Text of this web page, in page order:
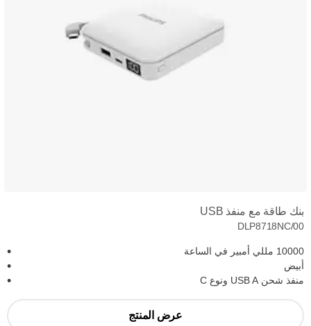
بنك طاقة مع منفذ USB
DLP8718NC/00
10000 مللي أمبير في الساعة
أبيض
منفذ شحن USB A ونوع C
عرض المنتج